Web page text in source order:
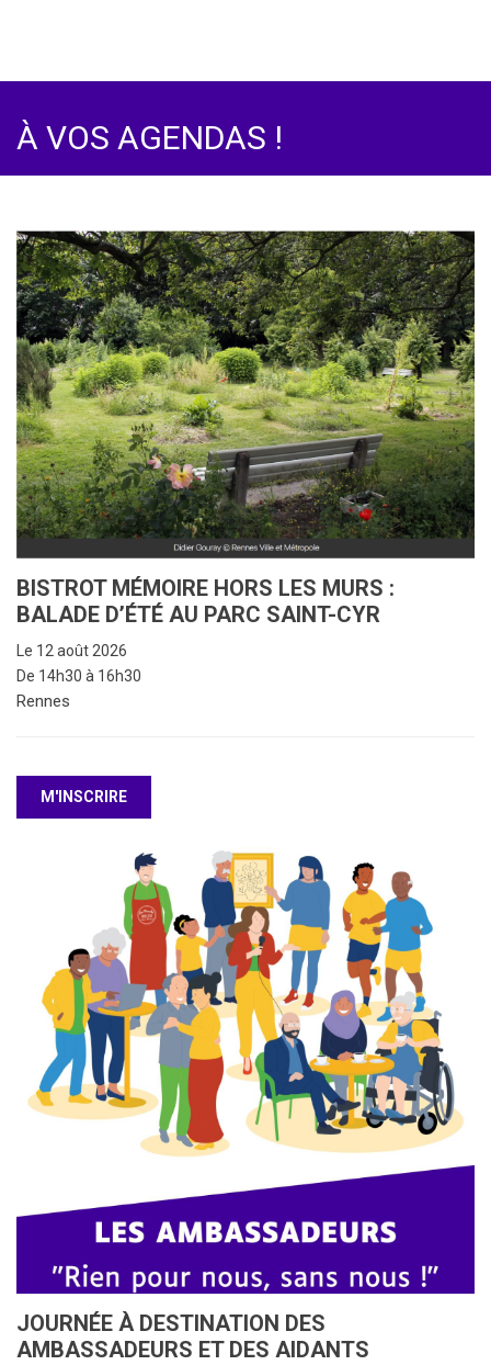
À VOS AGENDAS !
BISTROT MÉMOIRE HORS LES MURS :
BALADE D’ÉTÉ AU PARC SAINT-CYR
Le 12 août 2026
De 14h30 à 16h30
Rennes
M'INSCRIRE
JOURNÉE À DESTINATION DES
AMBASSADEURS ET DES AIDANTS